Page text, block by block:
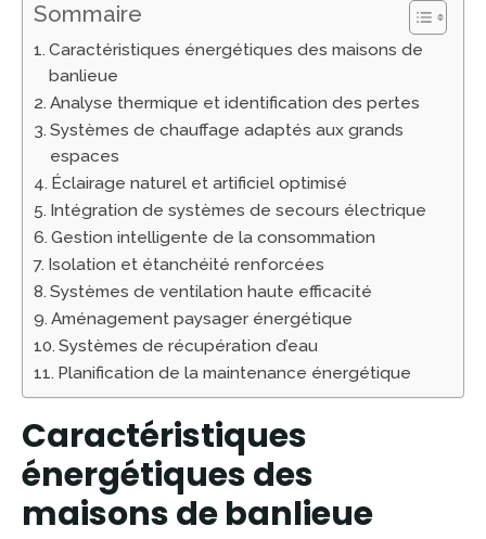
Sommaire
Caractéristiques énergétiques des maisons de
banlieue
Analyse thermique et identification des pertes
Systèmes de chauffage adaptés aux grands
espaces
Éclairage naturel et artificiel optimisé
Intégration de systèmes de secours électrique
Gestion intelligente de la consommation
Isolation et étanchéité renforcées
Systèmes de ventilation haute efficacité
Aménagement paysager énergétique
Systèmes de récupération d’eau
Planification de la maintenance énergétique
Caractéristiques
énergétiques des
maisons de banlieue